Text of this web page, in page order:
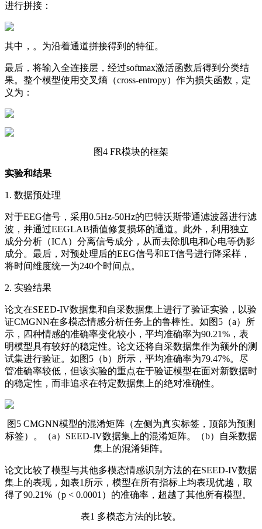
进行拼接：
其中，。为沿着通道拼接得到的特征。
最后，将输入全连接层，经过softmax激活函数后得到分类结
果。整个模型使用交叉熵（cross-entropy）作为损失函数，定
义为：
图4 FR模块的框架
实验和结果
1. 数据预处理
对于EEG信号，采用0.5Hz-50Hz的巴特沃斯带通滤波器进行滤
波，并通过EEGLAB插值修复损坏的通道。此外，利用独立
成分分析（ICA）分离信号成分，从而去除肌电和心电等伪影
成分。最后，对预处理后的EEG信号和ET信号进行降采样，
将时间维度统一为240个时间点。
2. 实验结果
论文在SEED-IV数据集和自采数据集上进行了验证实验，以验
证CMGNN在多模态情感分析任务上的鲁棒性。如图5（a）所
示，四种情感的准确率变化较小，平均准确率为90.21%，表
明模型具有较好的稳定性。论文还将自采数据集作为额外的测
试集进行验证。如图5（b）所示，平均准确率为79.47%。尽
管准确率较低，但该实验的重点在于验证模型在面对新数据时
的稳定性，而非追求在特定数据集上的绝对准确性。
图5 CMGNN模型的混淆矩阵（左侧为真实标签，顶部为预测
标签）。（a）SEED-IV数据集上的混淆矩阵。（b）自采数据
集上的混淆矩阵。
论文比较了模型与其他多模态情感识别方法的在SEED-IV数据
集上的表现，如表1所示，模型在所有指标上均表现优越，取
得了90.21%（p < 0.0001）的准确率，超越了其他所有模型。
表1 多模态方法的比较。